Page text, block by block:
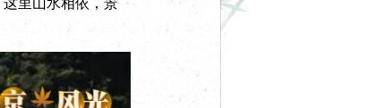
里山水相依，景